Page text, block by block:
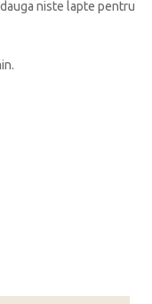
niste lapte pentru